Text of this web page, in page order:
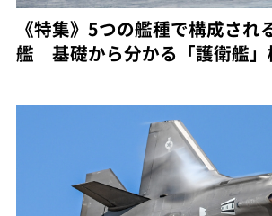
《特集》5つの艦種で構成され
艦 基礎から分かる「護衛艦」